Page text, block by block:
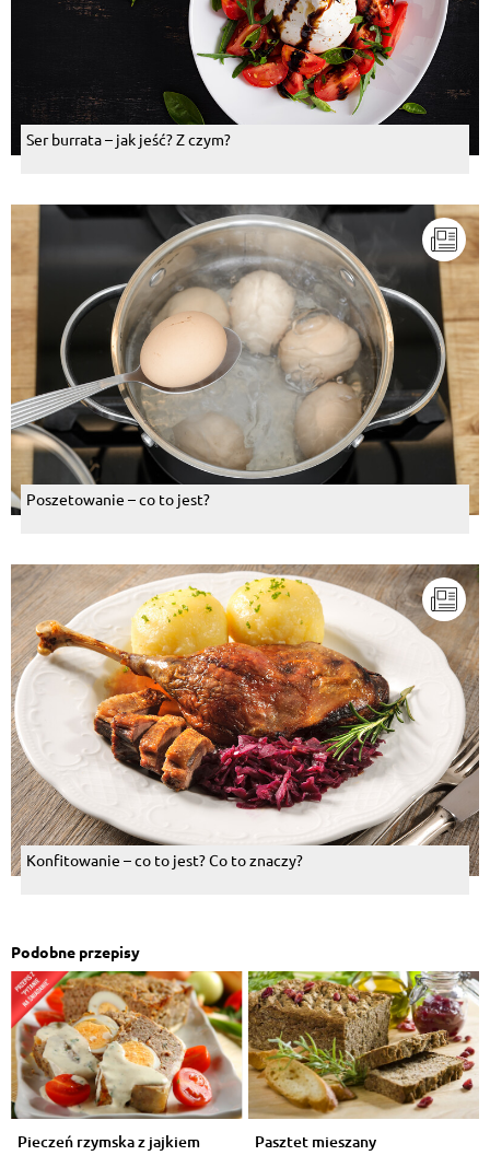
Ser burrata – jak jeść? Z czym?
Poszetowanie – co to jest?
Konfitowanie – co to jest? Co to znaczy?
Podobne przepisy
Pieczeń rzymska z jajkiem Pasztet mieszany